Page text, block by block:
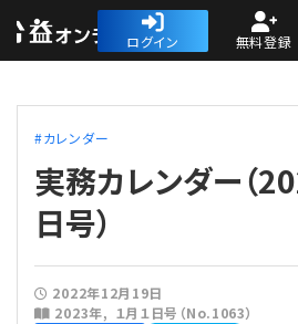
ログイン 無料登録
人気記事
カレンダー
実務カレンダー（
日号）
2022年12月19日
2023年
１月１日号（No.1063）